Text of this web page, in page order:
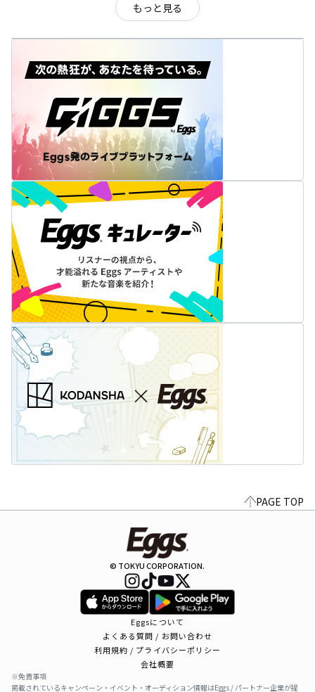
もっと見る
PAGE TOP
© TOKYU CORPORATION.
Eggsについて
よくある質問 / お問い合わせ
利用規約 / プライバシーポリシー
会社概要
※免責事項
掲載されているキャンペーン・イベント・オーディション情報はEggs / パートナー企業が提